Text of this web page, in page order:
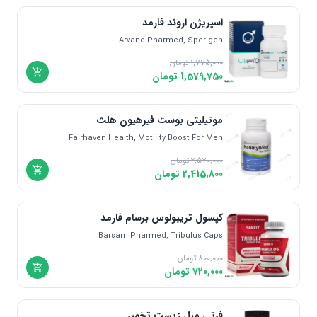
اندونزی | Indonesia
دانمارک | Denmark
مالزی | Malaysia
یونان | Greece
اسپریژن اروند فارمد
Arvand Pharmed, Sperigen
1,775,000تومان
1,579,750 تومان
موتیلیتی بوست فیرهیون هلث
Fairhaven Health, Motility Boost For Men
2,570,000تومان
2,415,800تومان
کپسول تریبولوس برسام فارمد
Barsam Pharmed, Tribulus Caps
800,000تومان
720,000 تومان